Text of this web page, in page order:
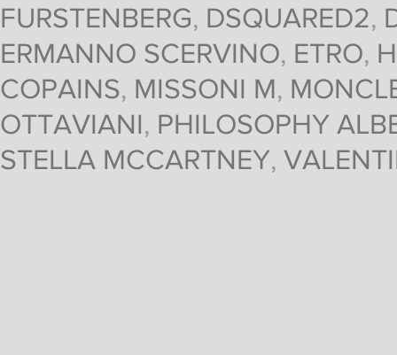
FURSTENBERG, DSQUARED2,
ERMANNO SCERVINO, ETRO,
COPAINS, MISSONI M,
OTTAVIANI, PHILOSOPHY
STELLA MCCARTNEY,